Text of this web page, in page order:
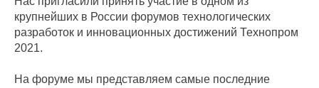
крупнейших в России форумов технологических
разработок и инновационных достижений Технопром
2021.
На форуме мы представляем самые последние